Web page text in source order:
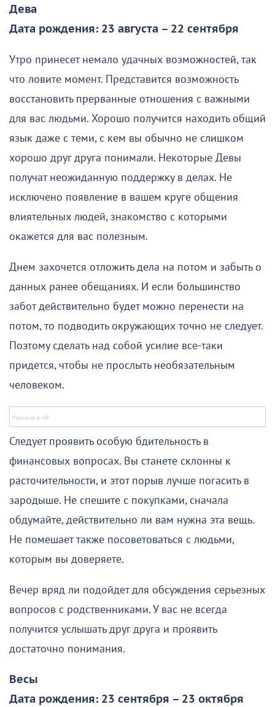
Дева
Дата рождения: 23 августа – 22 сентября
Утро принесет немало удачных возможностей, так
что ловите момент. Представится возможность
восстановить прерванные отношения с важными
для вас людьми. Хорошо получится находить общий
язык даже с теми, с кем вы обычно не слишком
хорошо друг друга понимали. Некоторые Девы
получат неожиданную поддержку в делах. Не
исключено появление в вашем круге общения
влиятельных людей, знакомство с которыми
окажется для вас полезным.
Днем захочется отложить дела на потом и забыть о
данных ранее обещаниях. И если большинство
забот действительно будет можно перенести на
потом, то подводить окружающих точно не следует.
Поэтому сделать над собой усилие все-таки
придется, чтобы не прослыть необязательным
человеком.
Следует проявить особую бдительность в
финансовых вопросах. Вы станете склонны к
расточительности, и этот порыв лучше погасить в
зародыше. Не спешите с покупками, сначала
обдумайте, действительно ли вам нужна эта вещь.
Не помешает также посоветоваться с людьми,
которым вы доверяете.
Вечер вряд ли подойдет для обсуждения серьезных
вопросов с родственниками. У вас не всегда
получится услышать друг друга и проявить
достаточно понимания.
Весы
Дата рождения: 23 сентября – 23 октября